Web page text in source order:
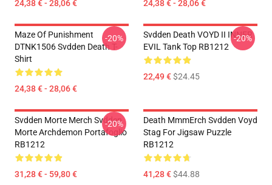
24,38 € - 28,06 € 24,38 € - 28,06 €
Maze Of Punishment
DTNK1506 Svdden Death T-
Shirt
24,38 € - 28,06 €
-20%
Svdden Death VOYD II INNER
EVIL Tank Top RB1212
22,49 €$24.45
-20%
Svdden Morte Merch Svdden
Morte Archdemon Portafoglio
RB1212
31,28 € - 59,80 €
-20%
Death MmmErch Svdden Voyd
Stag For Jigsaw Puzzle
RB1212
41,28 €$44.88